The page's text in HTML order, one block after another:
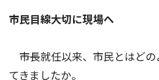
市民目線大切に現場へ
――市長就任以来、市民とはど
てきましたか。